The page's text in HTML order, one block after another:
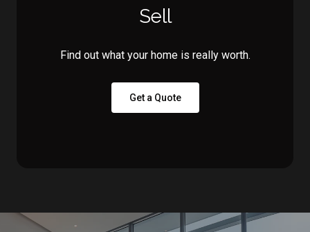
Sell
Find out what your home is really worth.
Get a Quote